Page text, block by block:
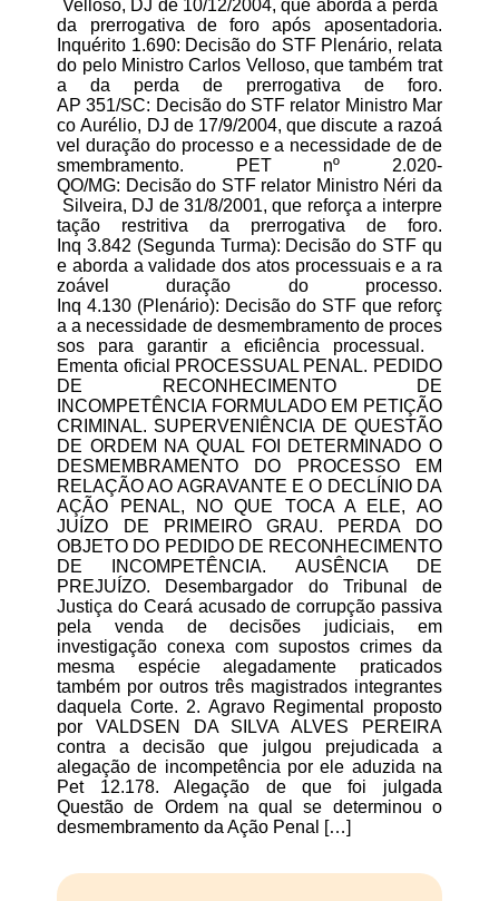
Velloso, DJ de 10/12/2004, que aborda a perda
da prerrogativa de foro após aposentadoria.
Inquérito 1.690: Decisão do STF Plenário, relata
do pelo Ministro Carlos Velloso, que também trat
a da perda de prerrogativa de foro.
AP 351/SC: Decisão do STF relator Ministro Mar
co Aurélio, DJ de 17/9/2004, que discute a razoá
vel duração do processo e a necessidade de de
smembramento. PET nº 2.020-
QO/MG: Decisão do STF relator Ministro Néri da
Silveira, DJ de 31/8/2001, que reforça a interpre
tação restritiva da prerrogativa de foro.
Inq 3.842 (Segunda Turma): Decisão do STF qu
e aborda a validade dos atos processuais e a ra
zoável duração do processo.
Inq 4.130 (Plenário): Decisão do STF que reforç
a a necessidade de desmembramento de proces
sos para garantir a eficiência processual.
Ementa oficial PROCESSUAL PENAL. PEDIDO
DE RECONHECIMENTO DE
INCOMPETÊNCIA FORMULADO EM PETIÇÃO
CRIMINAL. SUPERVENIÊNCIA DE QUESTÃO
DE ORDEM NA QUAL FOI DETERMINADO O
DESMEMBRAMENTO DO PROCESSO EM
RELAÇÃO AO AGRAVANTE E O DECLÍNIO DA
AÇÃO PENAL, NO QUE TOCA A ELE, AO
JUÍZO DE PRIMEIRO GRAU. PERDA DO
OBJETO DO PEDIDO DE RECONHECIMENTO
DE INCOMPETÊNCIA. AUSÊNCIA DE
PREJUÍZO. Desembargador do Tribunal de
Justiça do Ceará acusado de corrupção passiva
pela venda de decisões judiciais, em
investigação conexa com supostos crimes da
mesma espécie alegadamente praticados
também por outros três magistrados integrantes
daquela Corte. 2. Agravo Regimental proposto
por VALDSEN DA SILVA ALVES PEREIRA
contra a decisão que julgou prejudicada a
alegação de incompetência por ele aduzida na
Pet 12.178. Alegação de que foi julgada
Questão de Ordem na qual se determinou o
desmembramento da Ação Penal […]